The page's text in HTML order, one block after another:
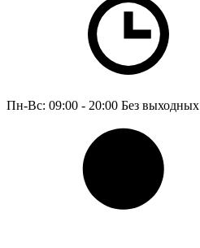
Пн-Вс: 09:00 - 20:00 Без выходных